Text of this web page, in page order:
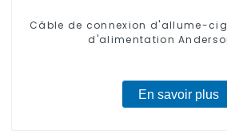
Câble de connexion d'allume-
d'alimentation
En savoir plus